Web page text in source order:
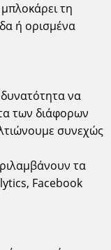
Πληροφορίες
Όροι χρήσης
Προστασία
Προσωπικών
τη
ή ορισμένα
να
των διάφορων
συνεχώς
τα
Facebook